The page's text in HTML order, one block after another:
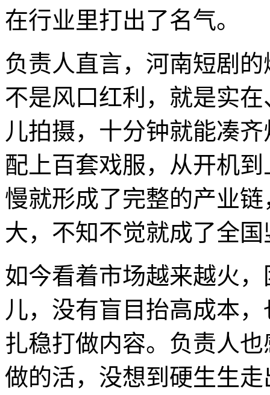
在行业里打出了名气。
负责人直言，河南短剧
不是风口红利，就是实
儿拍摄，十分钟就能凑
配上百套戏服，从开机
慢就形成了完整的产业
大，不知不觉就成了全
如今看着市场越来越火
儿，没有盲目抬高成本
扎稳打做内容。负责人
做的活，没想到硬生生